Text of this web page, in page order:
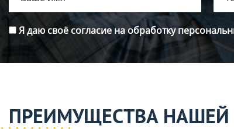
Я даю своё согласие на обработку
ПРЕИМУЩЕСТВА